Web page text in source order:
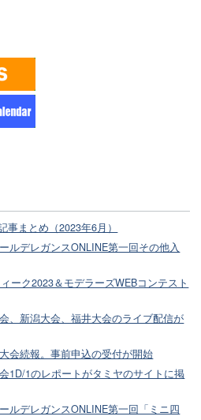
事まとめ（2023年6月）
ルデレガンスONLINE第一回その他入
ーク2023＆モデラーズWEBコンテスト
、新潟大会、福井大会のライブ配信が
会続報。事前申込の受付が開始
1D/1のレポートがタミヤのサイトに掲
ルデレガンスONLINE第一回「ミニ四